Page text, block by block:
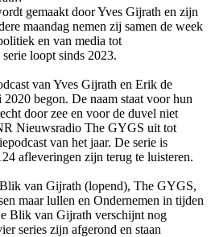
gemaakt door Yves Gijrath en zijn
maandag nemen zij samen de week
en van media tot
loopt sinds 2023.
van Yves Gijrath en Erik de
begon. De naam staat voor hun
door zee en voor de duvel niet
Nieuwsradio The GYGS uit tot
van het jaar. De serie is
afleveringen zijn terug te luisteren.
van Gijrath (lopend), The GYGS,
maar lullen en Ondernemen in tijden
Blik van Gijrath verschijnt nog
series zijn afgerond en staan